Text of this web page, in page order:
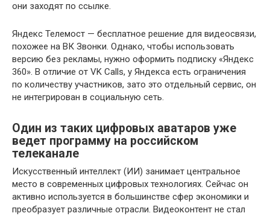
они заходят по ссылке.
Яндекс Телемост — бесплатное решение для видеосвязи,
похожее на ВК Звонки. Однако, чтобы использовать
версию без рекламы, нужно оформить подписку «Яндекс
360». В отличие от VK Calls, у Яндекса есть ограничения
по количеству участников, зато это отдельный сервис, он
не интегрирован в социальную сеть.
Один из таких цифровых аватаров уже
ведет программу на российском
телеканале
Искусственный интеллект (ИИ) занимает центральное
место в современных цифровых технологиях. Сейчас он
активно используется в большинстве сфер экономики и
преобразует различные отрасли. Видеоконтент не стал